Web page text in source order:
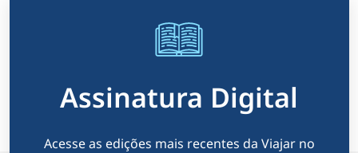
Assinatura Digital
Acesse as edições mais recentes da Viajar no